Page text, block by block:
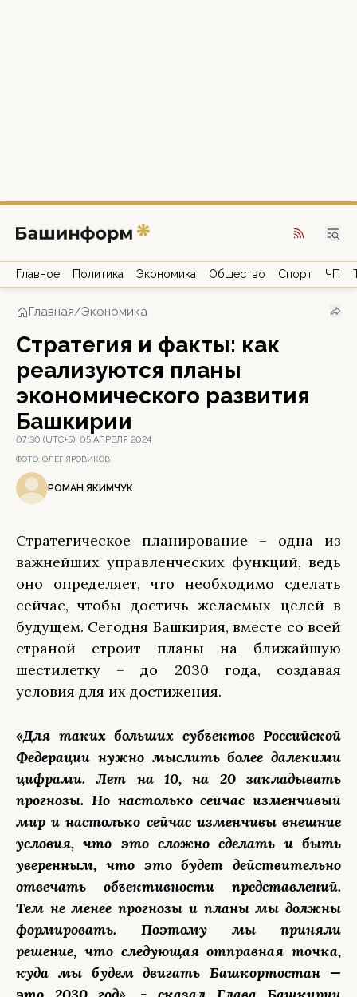
Главное Политика Экономика Общество Спорт ЧП
Главная/Экономика
Стратегия и факты: как
реализуются планы
экономического развития
Башкирии
07:30 (UTC+5), 05 АПРЕЛЯ 2024
ФОТО: ОЛЕГ ЯРОВИКОВ
РОМАН ЯКИМЧУК
Стратегическое планирование – одна из
важнейших управленческих функций, ведь
оно определяет, что необходимо сделать
сейчас, чтобы достичь желаемых целей в
будущем. Сегодня Башкирия, вместе со всей
страной строит планы на ближайшую
шестилетку – до 2030 года, создавая
условия для их достижения.
«Для таких больших субъектов Российской
Федерации нужно мыслить более далекими
цифрами. Лет на 10, на 20 закладывать
прогнозы. Но настолько сейчас изменчивый
мир и настолько сейчас изменчивы внешние
условия, что это сложно сделать и быть
уверенным, что это будет действительно
отвечать объективности представлений.
Тем не менее прогнозы и планы мы должны
формировать. Поэтому мы приняли
решение, что следующая отправная точка,
куда мы будем двигать Башкортостан —